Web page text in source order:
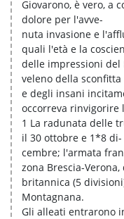
Giovarono, è vero, a
dolore per l'avve-
nuta invasione e
quali l'età e la
delle impressioni del
veleno della sconfitta
e degli insani
occorreva rinvigorire
1 La radunata delle
il 30 ottobre e 1*8 di-
cembre; l'armata
zona Brescia-Verona,
britannica (5
Montagnana.
Gli alleati entrarono